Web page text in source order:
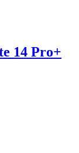
14 Pro+